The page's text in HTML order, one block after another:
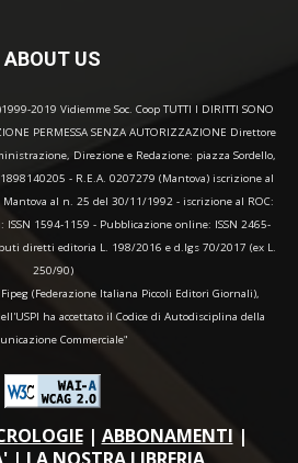
ABOUT US
2019 Vidiemme Soc. Coop TUTTI I DIRITTI SONO
PERMESSA SENZA AUTORIZZAZIONE Direttore
Direzione e Redazione: piazza Sordello,
- R.E.A. 0207279 (Mantova) iscrizione al
al n. 25 del 30/11/1992 - iscrizione al ROC:
1594-1159 - Pubblicazione online: ISSN 2465-
diretti editoria L. 198/2016 e d.lgs 70/2017 (ex L.
250/90)
(Federazione Italiana Piccoli Editori Giornali),
ha accettato il Codice di Autodisciplina della
Commerciale"
| ABBONAMENTI |